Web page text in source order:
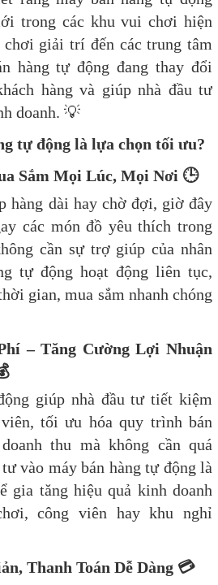
trong các khu vui chơi hiện
giải trí đến các trung tâm
hàng tự động đang thay đổi
hàng và giúp nhà đầu tư
doanh. 💡
tự động là lựa chọn tối ưu?
Sắm Mọi Lúc, Mọi Nơi 🕒
hàng dài hay chờ đợi, giờ đây
các món đồ yêu thích trong
cần sự trợ giúp của nhân
tự động hoạt động liên tục,
gian, mua sắm nhanh chóng
– Tăng Cường Lợi Nhuận
giúp nhà đầu tư tiết kiệm
tối ưu hóa quy trình bán
thu mà không cần quá
vào máy bán hàng tự động là
gia tăng hiệu quả kinh doanh
công viên hay khu nghỉ
Thanh Toán Dễ Dàng 💳